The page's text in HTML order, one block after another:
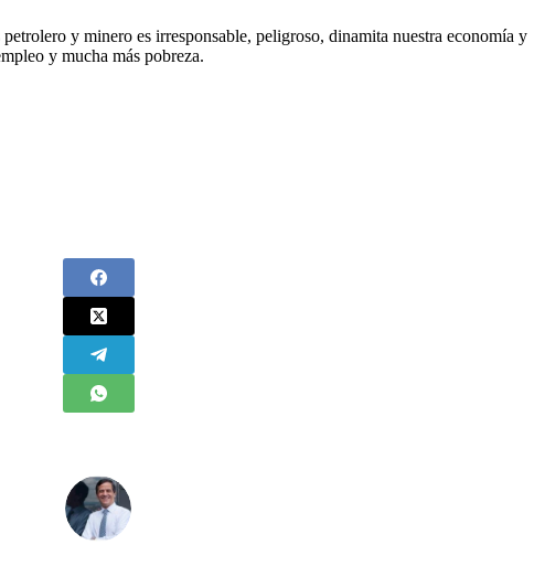
y minero es irresponsable, peligroso, dinamita nuestra economía y
y mucha más pobreza.